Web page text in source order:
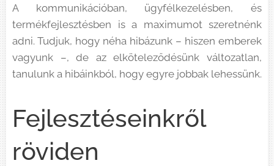
A kommunikációban, ügyfélkezelésben, és
termékfejlesztésben is a maximumot szeretnénk
adni. Tudjuk, hogy néha hibázunk – hiszen emberek
vagyunk –, de az elköteleződésünk változatlan,
tanulunk a hibáinkból, hogy egyre jobbak lehessünk.
Fejlesztéseinkről
röviden